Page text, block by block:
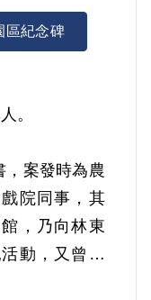
區紀念碑
。
，案發時為農
院同事，其
，乃向林東
動，又曾參
日被羈押。